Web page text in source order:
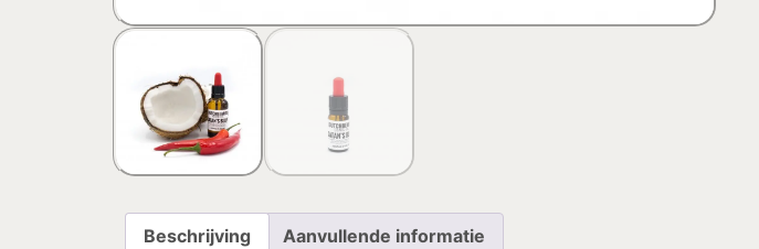
Beschrijving Aanvullende informatie